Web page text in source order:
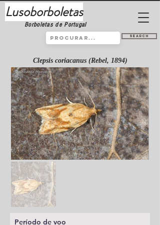
Lusoborboletas
Borboletas de Portugal
Search
Clepsis coriacanus (Rebel, 1894)
Período de voo